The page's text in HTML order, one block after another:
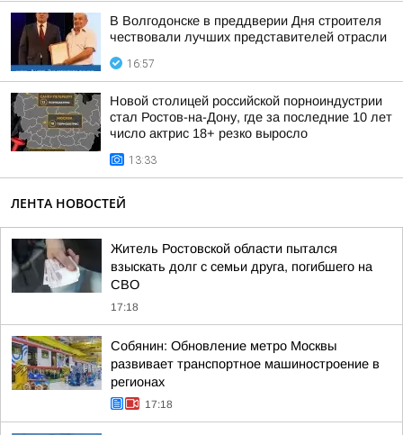
В Волгодонске в преддверии Дня строителя
чествовали лучших представителей отрасли
16:57
Новой столицей российской порноиндустрии
стал Ростов-на-Дону, где за последние 10 лет
число актрис 18+ резко выросло
13:33
ЛЕНТА НОВОСТЕЙ
Житель Ростовской области пытался
взыскать долг с семьи друга, погибшего на
СВО
17:18
Собянин: Обновление метро Москвы
развивает транспортное машиностроение в
регионах
17:18